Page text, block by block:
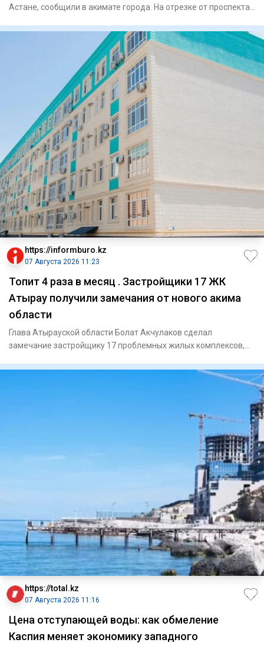
Астане, сообщили в акимате города. На отрезке от проспекта
https://informburo.kz
07 Августа 2026 11:23
Топит 4 раза в месяц . Застройщики 17 ЖК
Атырау получили замечания от нового акима
области
Глава Атырауской области Болат Акчулаков сделал
замечание застройщику 17 проблемных жилых комплексов,
https://total.kz
07 Августа 2026 11:16
Цена отступающей воды: как обмеление
Каспия меняет экономику западного